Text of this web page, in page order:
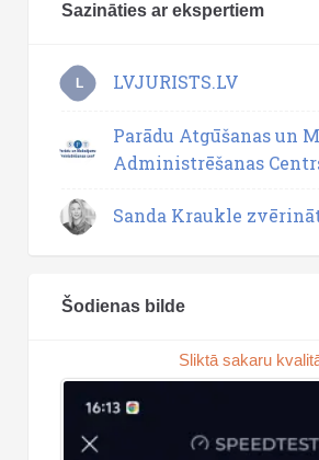
Sazināties ar ekspertiem
L LVJURISTS.LV
Parādu Atgūšanas un
Administrēšanas
Sanda Kraukle
Šodienas bilde
Sliktā sakaru